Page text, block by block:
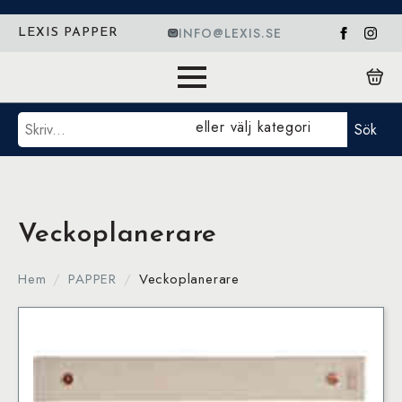
LEXIS PAPPER INFO@LEXIS.SE
Sök eller välj kategori Sök
Veckoplanerare
Hem PAPPER Veckoplanerare